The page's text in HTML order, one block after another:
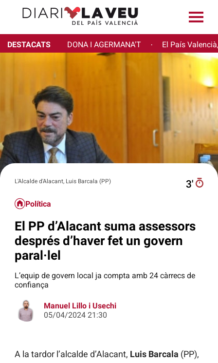
DESTACATS DONA I AGERMANA'T · El País
L'Alcalde d'Alacant, Luis Barcala (PP) 3′
Política
El PP d’Alacant suma assessors
després d’haver fet un govern
paral·lel
L’equip de govern local ja compta amb 24 càrrecs de
confiança
Manuel Lillo i Usechi
05/04/2024 21:30
A la tardor l’alcalde d’Alacant, Luis Barcala (PP),